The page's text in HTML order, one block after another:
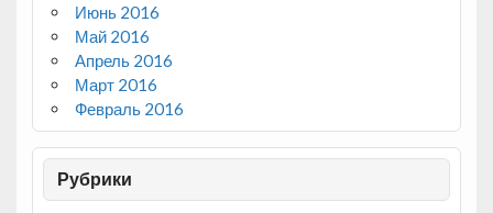
Июнь 2016
Май 2016
Апрель 2016
Март 2016
Февраль 2016
Рубрики